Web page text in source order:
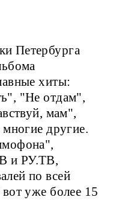
Петербурга
хиты:
"Не отдам",
мам",
другие.
и РУ.ТВ,
по всей
уже более 15